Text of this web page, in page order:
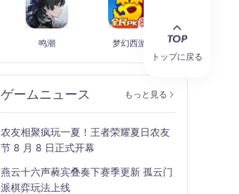
鸣潮 梦幻西游
ゲームニュース もっと見る
农友相聚疯玩一夏！王者荣耀夏日农友
节 8 月 8 日正式开幕
燕云十六声蕤宾叠奏下赛季更新 孤云门
派棋弈玩法上线
トップに戻る